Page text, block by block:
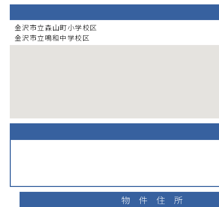
金沢市立森山町小学校区
金沢市立鳴和中学校区
物件住所